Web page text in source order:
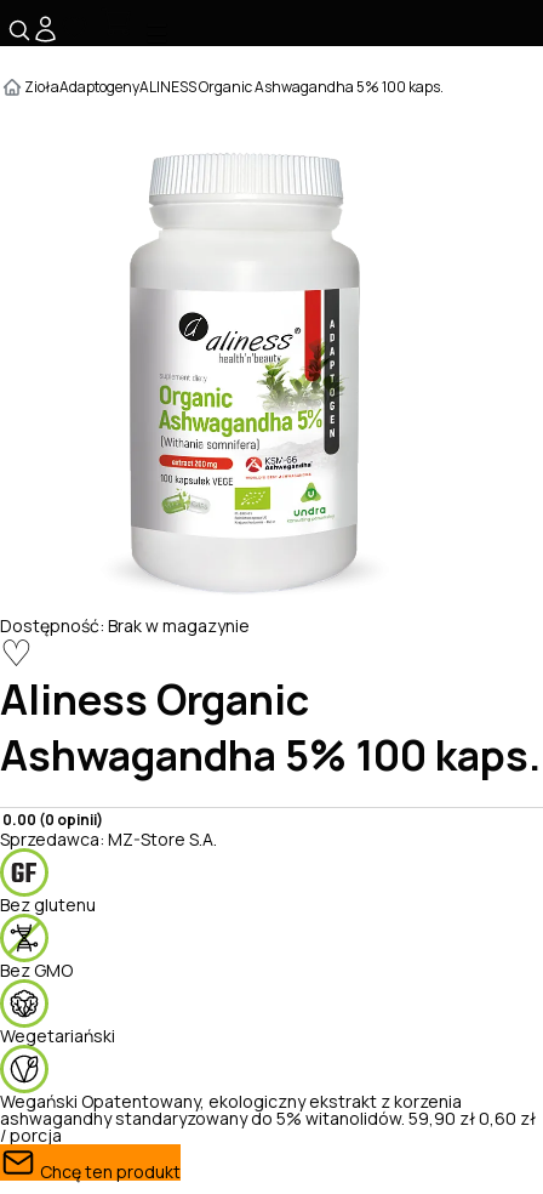
ZiołaAdaptogenyALINESS Organic Ashwagandha 5% 100 kaps.
Dostępność: Brak w magazynie
♡
Aliness Organic
Ashwagandha 5% 100 kaps.
0.00 (0 opinii)
Sprzedawca: MZ-Store S.A.
Bez glutenu
Bez GMO
Wegetariański
Wegański Opatentowany, ekologiczny ekstrakt z korzenia
ashwagandhy standaryzowany do 5% witanolidów. 59,90 zł 0,60 zł
/ porcja
Chcę ten produkt